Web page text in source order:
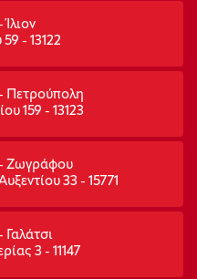
- 13122
Πετρούπολη
159 - 13123
Ζωγράφου
33 - 15771
Γαλάτσι
3 - 11147